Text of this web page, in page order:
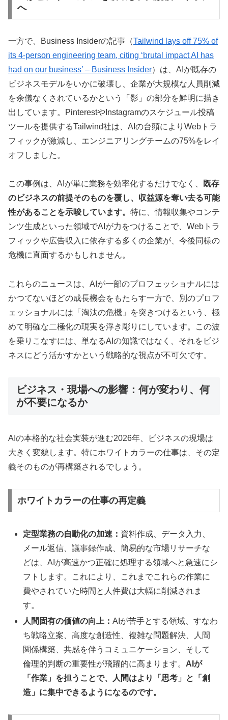
へ
一方で、Business Insiderの記事（Tailwind lays off 75% of
its 4-person engineering team, citing ‘brutal impact AI has
had on our business’ – Business Insider）は、AIが既存の
ビジネスモデルをいかに破壊し、企業が大規模な人員削減
を余儀なくされているかという「影」の部分を鮮明に描き
出しています。PinterestやInstagramのスケジュール投稿
ツールを提供するTailwind社は、AIの台頭によりWebトラ
フィックが激減し、エンジニアリングチームの75%をレイ
オフしました。
この事例は、AIが単に業務を効率化するだけでなく、 既存
のビジネスの前提そのものを覆し、収益源を奪い去る可能
性があることを示唆しています。 特に、情報収集やコンテ
ンツ生成といった領域でAIが力をつけることで、Webトラ
フィックや広告収入に依存する多くの企業が、今後同様の
危機に直面するかもしれません。
これらのニュースは、AIが一部のプロフェッショナルには
かつてないほどの成長機会をもたらす一方で、別のプロフ
ェッショナルには「淘汰の危機」を突きつけるという、極
めて明確な二極化の現実を浮き彫りにしています。この波
を乗りこなすには、単なるAIの知識ではなく、それをビジ
ネスにどう活かすかという戦略的な視点が不可欠です。
ビジネス・現場への影響：何が変わり、何
が不要になるか
AIの本格的な社会実装が進む2026年、ビジネスの現場は
大きく変貌します。特にホワイトカラーの仕事は、その定
義そのものが再構築されるでしょう。
ホワイトカラーの仕事の再定義
定型業務の自動化の加速： 資料作成、データ入力、
メール返信、議事録作成、簡易的な市場リサーチな
どは、AIが高速かつ正確に処理する領域へと急速にシ
フトします。これにより、これまでこれらの作業に
費やされていた時間と人件費は大幅に削減されま
す。
人間固有の価値の向上：AIが苦手とする領域、すなわ
ち戦略立案、高度な創造性、複雑な問題解決、人間
関係構築、共感を伴うコミュニケーション、そして
倫理的判断の重要性が飛躍的に高まります。 AIが
「作業」を担うことで、人間はより「思考」と「創
造」に集中できるようになるのです。